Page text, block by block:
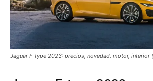
Jaguar F-type 2023: precios, novedad, motor, interior